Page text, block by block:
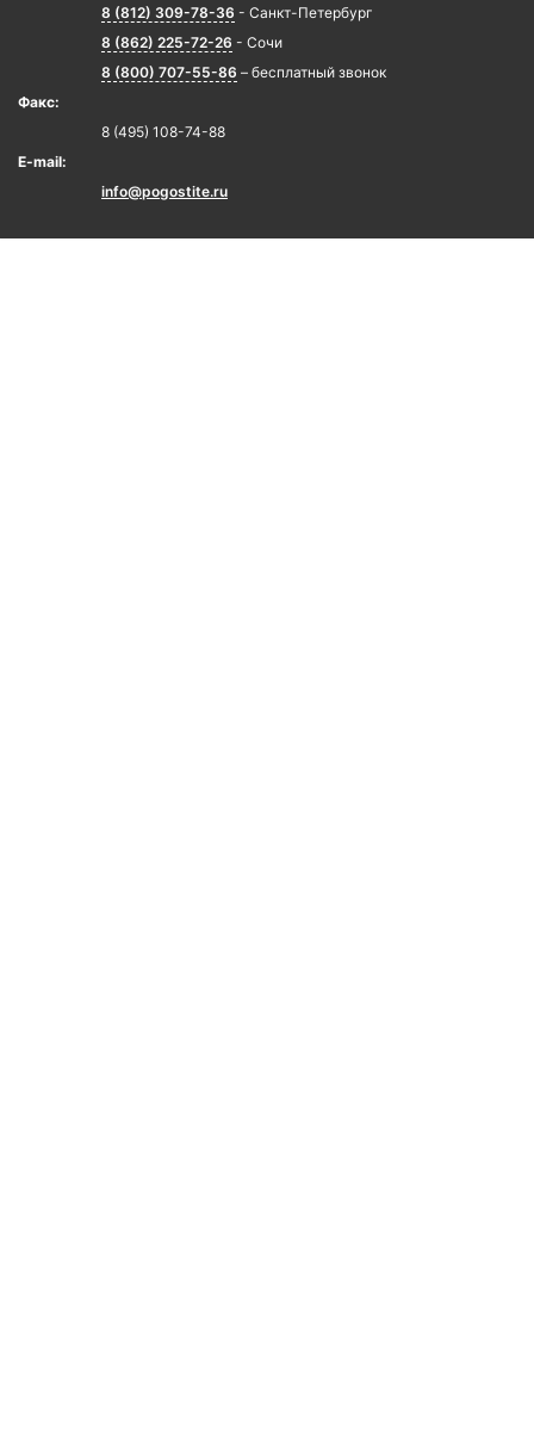
8 (812) 309-78-36 - Санкт-Петербург
8 (862) 225-72-26 - Сочи
8 (800) 707-55-86 – бесплатный звонок
Факс:
8 (495) 108-74-88
E-mail:
info@pogostite.ru